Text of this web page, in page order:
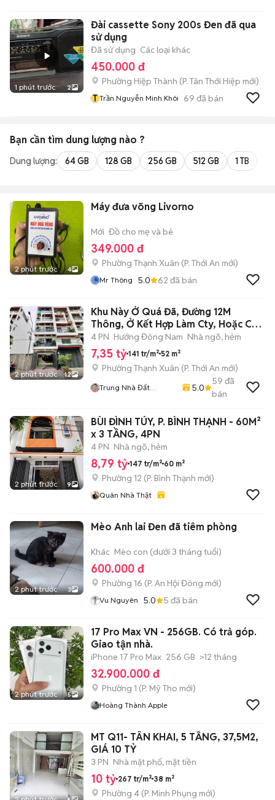
1 phút trước 2
Đài cassette Sony 200s Đen đã qua
sử dụng
Đã sử dụng Các loại khác
450.000 đ
Phường Hiệp Thành (P. Tân Thới Hiệp mới)
T Trần Nguyễn Minh Khôi 69 đã bán
Bạn cần tìm dung lượng nào ?
Dung lượng: 64 GB 128 GB 256 GB 512 GB 1 TB
2 phút trước 4
Máy đưa võng Livorno
Mới Đồ cho mẹ và bé
349.000 đ
Phường Thạnh Xuân (P. Thới An mới)
Mr Thông 5.0 62 đã bán
2 phút trước 12
Khu Này Ở Quá Đã, Đường 12M
Thông, Ở Kết Hợp Làm Cty, Hoặc Cho
Thuê
4 PN Hướng Đông Nam Nhà ngõ, hẻm
7,35 tỷ 141 tr/m² 52 m²
Phường Thạnh Xuân (P. Thới An mới)
Trung Nhà Đất
5.0
59 đã
bán
2 phút trước 9
BÙI ĐÌNH TÚY, P. BÌNH THẠNH - 60M²
x 3 TẦNG, 4PN
4 PN Nhà ngõ, hẻm
8,79 tỷ 147 tr/m² 60 m²
Phường 12 (P. Bình Thạnh mới)
Quân Nhà Thật
2 phút trước 3
Mèo Anh lai Đen đã tiêm phòng
Khác Mèo con (dưới 3 tháng tuổi)
600.000 đ
Phường 16 (P. An Hội Đông mới)
Vu Nguyên 5.0 5 đã bán
2 phút trước 5
17 Pro Max VN - 256GB. Có trả góp.
Giao tận nhà.
iPhone 17 Pro Max 256 GB >12 tháng
32.900.000 đ
Phường 1 (P. Mỹ Tho mới)
Hoàng Thành Apple
MT Q11- TÂN KHAI, 5 TẦNG, 37,5M2,
GIÁ 10 TỶ
3 PN Nhà mặt phố, mặt tiền
10 tỷ 267 tr/m² 38 m²
Phường 4 (P. Minh Phụng mới)